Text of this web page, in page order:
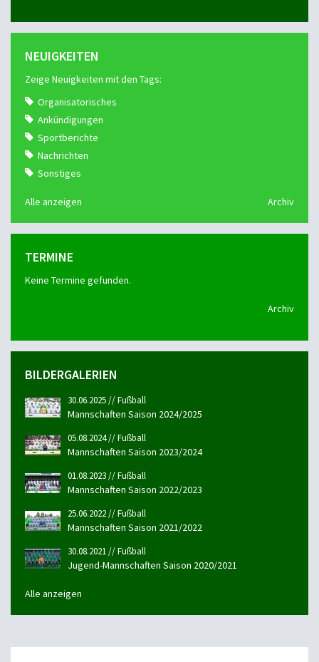
NEUIGKEITEN
Zeige Neuigkeiten mit den Tags:
Organisatorisches
Ankündigungen
Sportberichte
Nachrichten
Sonstiges
Alle anzeigen Archiv
TERMINE
Keine Termine gefunden.
Archiv
BILDERGALERIEN
30.06.2025 // Fußball
Mannschaften Saison 2024/2025
05.08.2024 // Fußball
Mannschaften Saison 2023/2024
01.08.2023 // Fußball
Mannschaften Saison 2022/2023
25.06.2022 // Fußball
Mannschaften Saison 2021/2022
30.08.2021 // Fußball
Jugend-Mannschaften Saison 2020/2021
Alle anzeigen